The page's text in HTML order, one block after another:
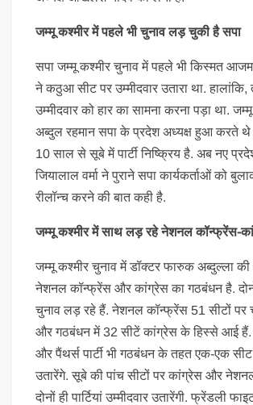
जम्मू कश्मीर में पहले भी चुनाव लड़ चुकी है सपा
सपा जम्मू कश्मीर चुनाव में पहले भी किस्मत आजमा
ने कठुआ सीट पर उम्मीदवार उतारा था. हालांकि,
उम्मीदवार को हार का सामना करना पड़ा था.
अब्दुल रहमान सपा के प्रदेश अध्यक्ष हुआ करते
10 साल से सूबे में पार्टी निष्क्रिय है. अब नए
जियालाल वर्मा ने पुराने सपा कार्यकर्ताओं को
रीलॉन्च करने की बात कही है.
जम्मू कश्मीर में साथ लड़ रहे नेशनल कॉन्फ्रेंस-
जम्मू कश्मीर चुनाव में डॉक्टर फारुक अब्दुल्ला की
नेशनल कॉन्फ्रेंस और कांग्रेस का गठबंधन है.
चुनाव लड़ रहे हैं. नेशनल कॉन्फ्रेंस 51 सीटों पर
और गठबंधन में 32 सीटें कांग्रेस के हिस्से आई हैं.
और पैंथर्स पार्टी भी गठबंधन के तहत एक-एक सीट
उतारेंगे. सूबे की पांच सीटों पर कांग्रेस और
दोनों ही पार्टियां उम्मीदवार उतारेंगी. फ्रेंडली